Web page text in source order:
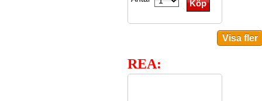
REA: